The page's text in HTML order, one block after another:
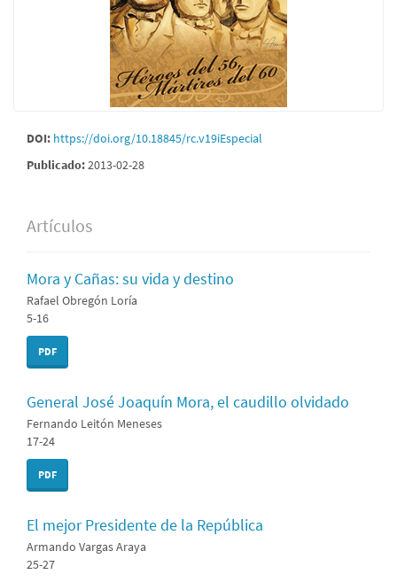
DOI: https://doi.org/10.18845/rc.v19iEspecial
Publicado:2013-02-28
Artículos
Mora y Cañas: su vida y destino
Rafael Obregón Loría
5-16
PDF
General José Joaquín Mora, el caudillo olvidado
Fernando Leitón Meneses
17-24
PDF
El mejor Presidente de la República
Armando Vargas Araya
25-27